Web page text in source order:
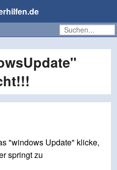
"windows Update" klicke,
springt zu